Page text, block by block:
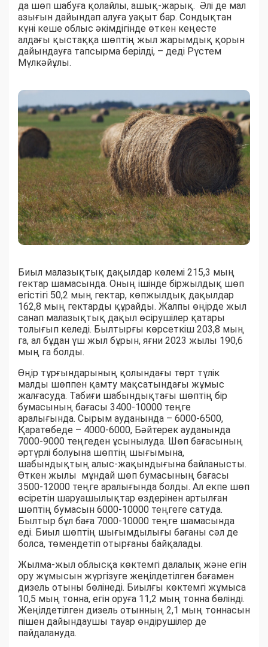
да шөп шабуға қолайлы, ашық-жарық. Әлі де мал
азығын дайындап алуға уақыт бар. Сондықтан
күні кеше облыс әкімдігінде өткен кеңесте
алдағы қыстаққа шөптің жыл жарымдық қорын
дайындауға тапсырма берілді, – деді Рүстем
Мүлкәйұлы.
Биыл малазықтық дақылдар көлемі 215,3 мың
гектар шамасында. Оның ішінде біржылдық шөп
егістігі 50,2 мың гектар, көпжылдық дақылдар
162,8 мың гектарды құрайды. Жалпы өңірде жыл
санап малазықтық дақыл өсірушілер қатары
толығып келеді. Былтырғы көрсеткіш 203,8 мың
га, ал бұдан үш жыл бұрын, яғни 2023 жылы 190,6
мың га болды.
Өңір тұрғындарының қолындағы төрт түлік
малды шөппен қамту мақсатындағы жұмыс
жалғасуда. Табиғи шабындықтағы шөптің бір
бумасының бағасы 3400-10000 теңге
аралығында. Сырым ауданында – 6000-6500,
Қаратөбеде – 4000-6000, Бәйтерек ауданында
7000-9000 теңгеден ұсынылуда. Шөп бағасының
әртүрлі болуына шөптің шығымына,
шабындықтың алыс-жақындығына байланысты.
Өткен жылы мұндай шөп бумасының бағасы
3500-12000 теңге аралығында болды. Ал екпе шөп
өсіретін шаруашылықтар өздерінен артылған
шөптің бумасын 6000-10000 теңгеге сатуда.
Былтыр бұл баға 7000-10000 теңге шамасында
еді. Биыл шөптің шығымдылығы бағаны сәл де
болса, төмендетіп отырғаны байқалады.
Жылма-жыл облысқа көктемгі далалық және егін
ору жұмысын жүргізуге жеңілдетілген бағамен
дизель отыны бөлінеді. Биылғы көктемгі жұмыса
10,5 мың тонна, егін оруға 11,2 мың тонна бөлінді.
Жеңілдетілген дизель отынның 2,1 мың тоннасын
пішен дайындаушы тауар өндірушілер де
пайдалануда.